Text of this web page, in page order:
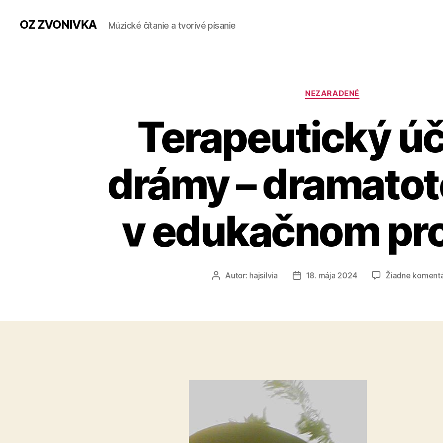
OZ ZVONIVKA Múzické čítanie a tvorivé písanie
Kategórie
NEZARADENÉ
Terapeutický
drámy –
v edukačnom
AutorAutor: hajsilvia
Dátum
18. mája 2024 Žiadne